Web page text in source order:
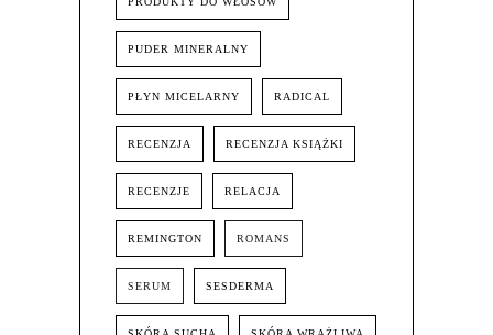
PUDER MINERALNY
PŁYN MICELARNY RADICAL
RECENZJA RECENZJA KSIĄŻKI
RECENZJE RELACJA
REMINGTON ROMANS
SERUM SESDERMA